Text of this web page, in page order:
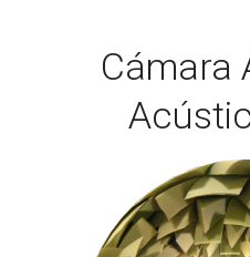
Cámara